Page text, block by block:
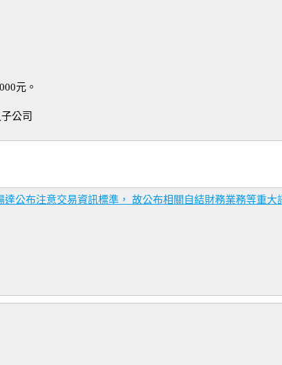
元。
公司
公布注意交易資訊標準， 故公布相關自結財務業務等重大